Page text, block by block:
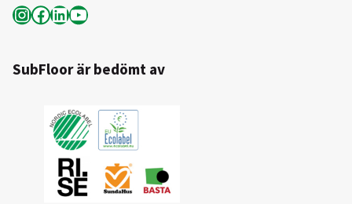
InstagramFacebook LinkedIn YouTube
SubFloor är bedömt av